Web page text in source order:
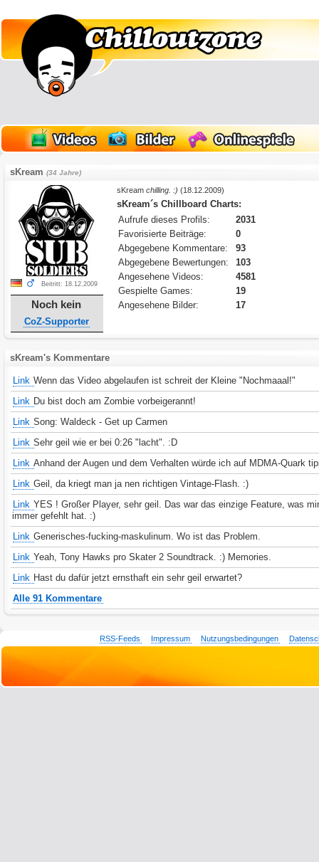
sKream(34 Jahre)
Beitritt: 18.12.2009
Noch kein
CoZ-Supporter
sKreamchilling. :) (18.12.2009)
sKream´s Chillboard Charts:
Aufrufe dieses Profils:
2031
Favorisierte Beiträge:
0
Abgegebene Kommentare:
93
Abgegebene Bewertungen:
103
Angesehene Videos:
4581
Gespielte Games:
19
Angesehene Bilder:
17
sKream's Kommentare
Link Wenn das Video abgelaufen ist schreit der Kleine "Nochmaaal!"
Link Du bist doch am Zombie vorbeigerannt!
Link Song: Waldeck - Get up Carmen
Link Sehr geil wie er bei 0:26 "lacht". :D
Link Anhand der Augen und dem Verhalten würde ich auf MDMA-Quark
Link Geil, da kriegt man ja nen richtigen Vintage-Flash. :)
Link YES ! Großer Player, sehr geil. Das war das einzige Feature, was
immer gefehlt hat. :)
Link Generisches-fucking-maskulinum. Wo ist das Problem.
Link Yeah, Tony Hawks pro Skater 2 Soundtrack. :) Memories.
Link Hast du dafür jetzt ernsthaft ein sehr geil erwartet?
Alle 91 Kommentare
RSS-Feeds Impressum Nutzungsbedingungen